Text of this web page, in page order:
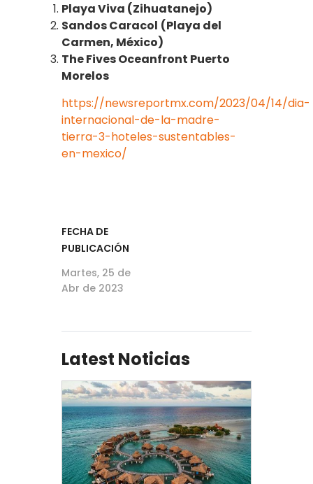
Playa Viva (Zihuatanejo)
Sandos Caracol (Playa del
Carmen, México)
The Fives Oceanfront Puerto
Morelos
https://newsreportmx.com/2023/04/14/dia-
internacional-de-la-madre-
tierra-3-hoteles-sustentables-
en-mexico/
FECHA DE
PUBLICACIÓN
Martes, 25 de
Abr de 2023
Latest Noticias